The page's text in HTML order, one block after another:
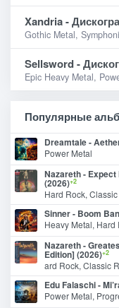
Xandria -
Gothic Metal,
Sellsword -
Epic Heavy Metal,
Популярные
Dreamtale -
Power Metal
Nazareth -
(2026)+2
Hard Rock,
Sinner - Boom
Heavy Metal, Hard
Nazareth -
Edition] (2026)+2
ard Rock, Classic
Edu Falaschi -
Power Metal,